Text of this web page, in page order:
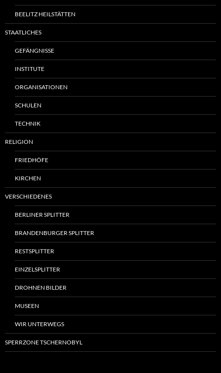
BEELITZ HEILSTÄTTEN
STAATLICHES
GEFÄNGNISSE
INSTITUTE
ORGANISATIONEN
SCHULEN
TECHNIK
RELIGION
FRIEDHÖFE
KIRCHEN
VERSCHIEDENES
BERLINER SPLITTER
BRANDENBURGER SPLITTER
RESTSPLITTER
EINZELSPLITTER
DROHNEN BILDER
MUSEEN
WIR UNTERWEGS
SPERRZONE TSCHERNOBYL